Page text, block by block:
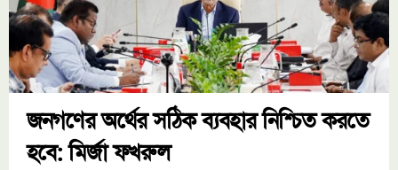
জনগণের অর্থের সঠিক ব্যবহার নিশ্চিত করতে
হবে: মির্জা ফখরুল